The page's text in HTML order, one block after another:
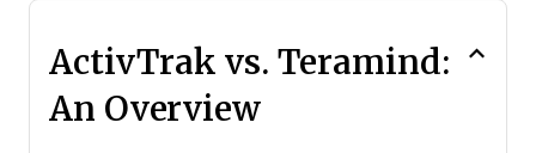
ActivTrak vs. Teramind:
An Overview